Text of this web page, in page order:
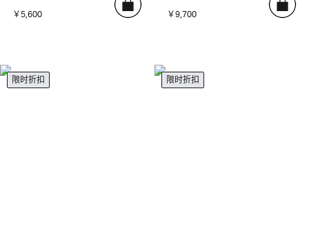
￥5,600 ￥9,700
限时折扣 限时折扣